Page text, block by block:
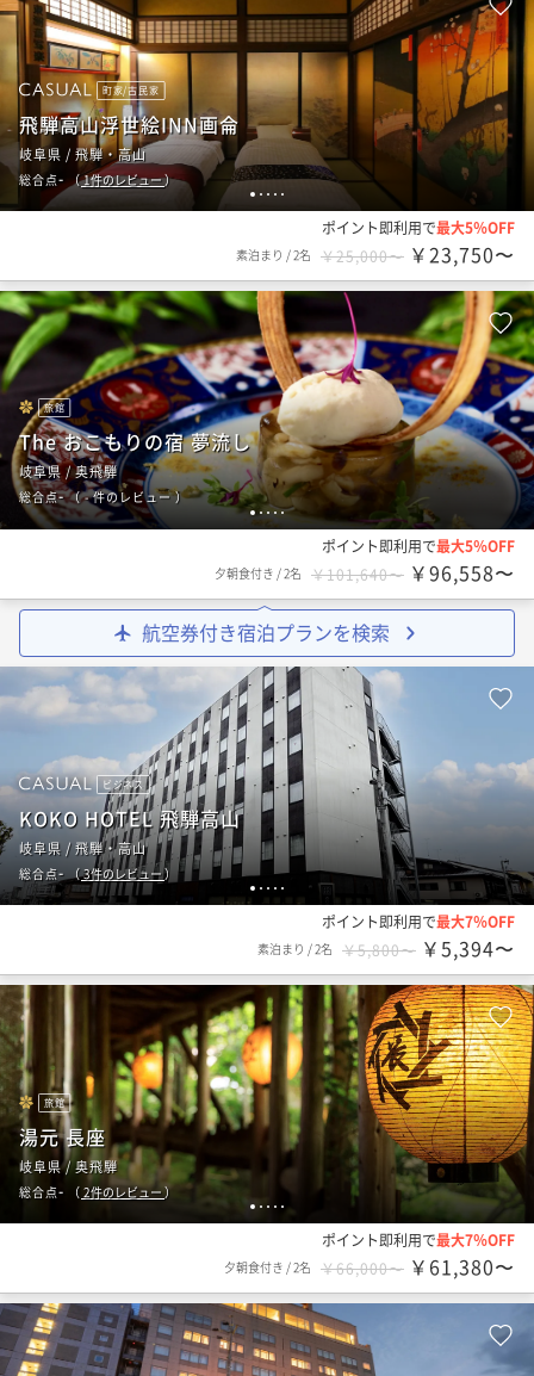
1 2 3 4 5
町家/古民家
飛騨高山浮世絵INN画侖
岐阜県 / 飛騨・高山
総合点-（1件のレビュー）
ポイント即利用で最大5％OFF
素泊まり /2名 ￥25,000〜 ￥23,750〜
12 345
旅館
The おこもりの宿 夢流し
岐阜県 / 奥飛騨
総合点-（- 件のレビュー）
ポイント即利用で最大5％OFF
夕朝食付き /2名 ￥101,640〜 ￥96,558〜
航空券付き宿泊プランを検索
1 2 3 4 5
ビジネス
KOKO HOTEL 飛騨高山
岐阜県 / 飛騨・高山
総合点- （3件のレビュー）
ポイント即利用で最大7％OFF
素泊まり /2名 ￥5,800〜 ￥5,394〜
1 2 3 4 5
旅館
湯元 長座
岐阜県 / 奥飛騨
総合点- （ 2件のレビュー）
ポイント即利用で最大7％OFF
夕朝食付き /2名 ￥66,000〜 ￥61,380〜